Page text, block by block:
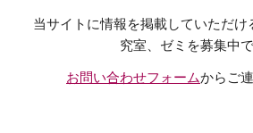
当サイトに情報を掲載していただ
究室、ゼミを募集中で
お問い合わせフォームからご